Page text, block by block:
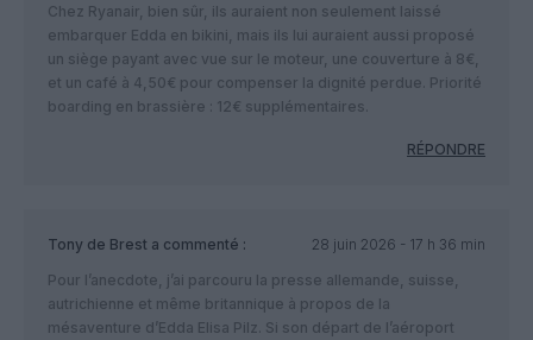
Chez Ryanair, bien sûr, ils auraient non seulement laissé
embarquer Edda en bikini, mais ils lui auraient aussi proposé
un siège payant avec vue sur le moteur, une couverture à 8€,
et un café à 4,50€ pour compenser la dignité perdue. Priorité
boarding en brassière : 12€ supplémentaires.
RÉPONDRE
Tony de Brest a commenté :
28 juin 2026 - 17 h 36 min
Pour l’anecdote, j’ai parcouru la presse allemande, suisse,
autrichienne et même britannique à propos de la
mésaventure d’Edda Elisa Pilz. Si son départ de l’aéroport